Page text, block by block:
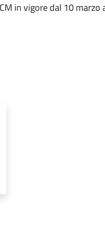
in vigore dal 10 marzo